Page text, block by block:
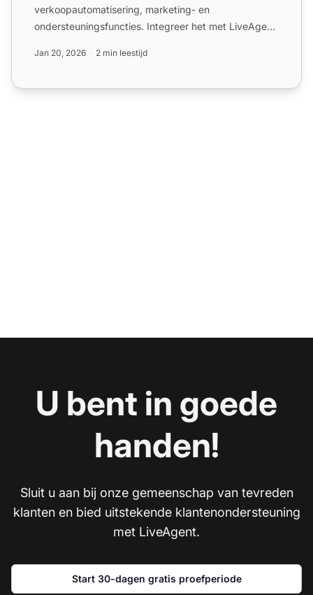
verkoopautomatisering, marketing- en
ondersteuningsfuncties. Integreer het met LiveAgent
Jan 20, 2026 2 min leestijd
U bent in goede
handen!
Sluit u aan bij onze gemeenschap van tevreden
klanten en bied uitstekende klantenondersteuning
met LiveAgent.
Start 30-dagen gratis proefperiode